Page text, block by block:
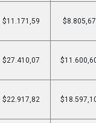
$11.171,59 $8.805,67
$27.410,07
$22.917,82